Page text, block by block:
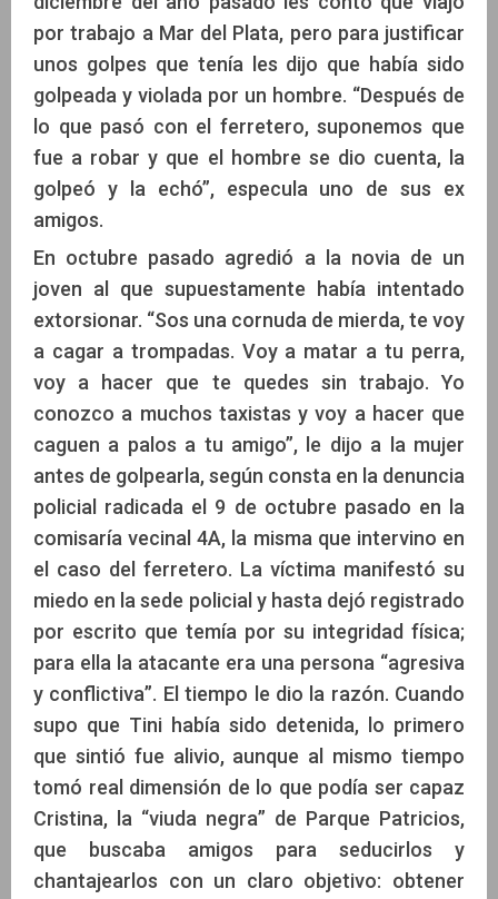
por trabajo a Mar del Plata, pero para justificar
unos golpes que tenía les dijo que había sido
golpeada y violada por un hombre. “Después de
lo que pasó con el ferretero, suponemos que
fue a robar y que el hombre se dio cuenta, la
golpeó y la echó”, especula uno de sus ex
amigos.
En octubre pasado agredió a la novia de un
joven al que supuestamente había intentado
extorsionar. “Sos una cornuda de mierda, te voy
a cagar a trompadas. Voy a matar a tu perra,
voy a hacer que te quedes sin trabajo. Yo
conozco a muchos taxistas y voy a hacer que
caguen a palos a tu amigo”, le dijo a la mujer
antes de golpearla, según consta en la denuncia
policial radicada el 9 de octubre pasado en la
comisaría vecinal 4A, la misma que intervino en
el caso del ferretero. La víctima manifestó su
miedo en la sede policial y hasta dejó registrado
por escrito que temía por su integridad física;
para ella la atacante era una persona “agresiva
y conflictiva”. El tiempo le dio la razón. Cuando
supo que Tini había sido detenida, lo primero
que sintió fue alivio, aunque al mismo tiempo
tomó real dimensión de lo que podía ser capaz
Cristina, la “viuda negra” de Parque Patricios,
que buscaba amigos para seducirlos y
chantajearlos con un claro objetivo: obtener